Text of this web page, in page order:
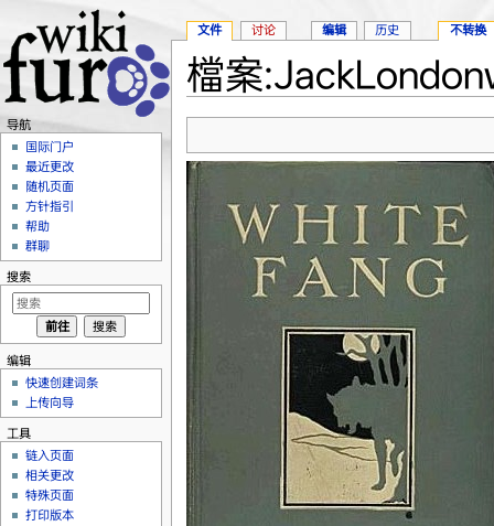
檔案
文件 讨论 编辑 历史 不转换
导航
国际门户
最近更改
随机页面
方针指引
帮助
群聊
搜索
编辑
快速创建词条
上传向导
工具
链入页面
相关更改
特殊页面
打印版本